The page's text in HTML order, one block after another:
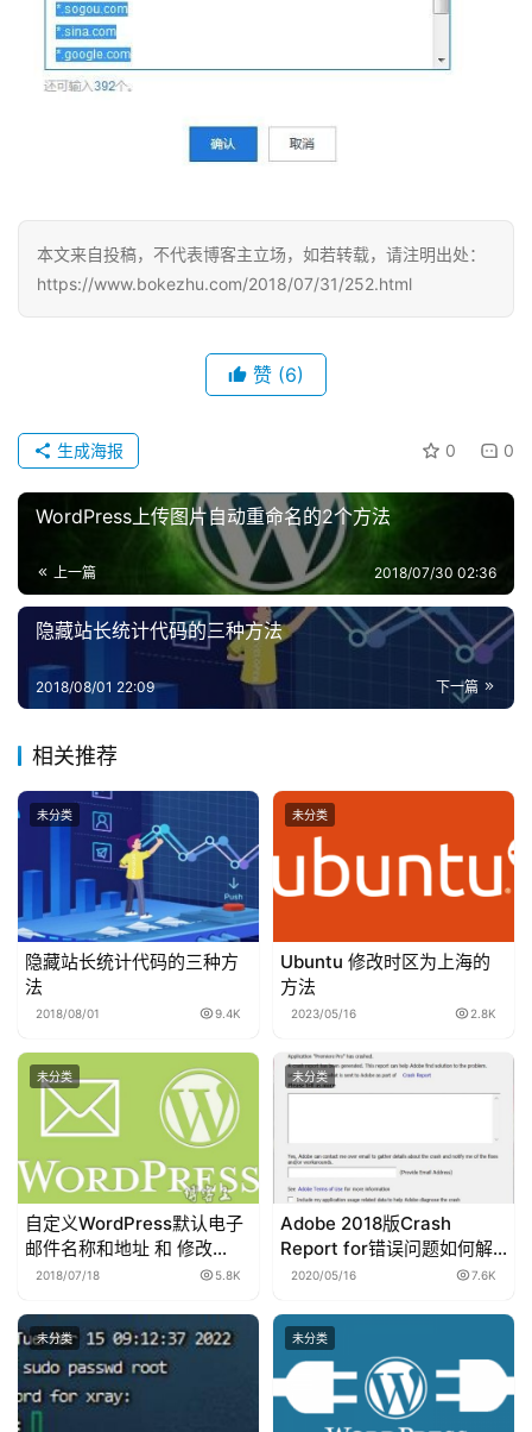
页
科
技
主
机
推
荐
本文来自投稿，不代表博客主立场，如若转载，请注明出处：
https://www.bokezhu.com/2018/07/31/252.html
赞 (6)
0 0
生成海报
WordPress上传图片自动重命名的2个方法
上一篇 2018/07/30 02:36
隐藏站长统计代码的三种方法
下一篇
2018/08/01 22:09
相关推荐
未分类
隐藏站长统计代码的三种方
法
2018/08/01 9.4K
未分类
Ubuntu 修改时区为上海的
方法
2023/05/16 2.8K
未分类
自定义WordPress默认电子
邮件名称和地址 和 修改
WordPress 发送邮件的默认
2018/07/18 5.8K
未分类
Adobe 2018版Crash
Report for错误问题如何解
决2020/05/16 7.6K
未分类 未分类